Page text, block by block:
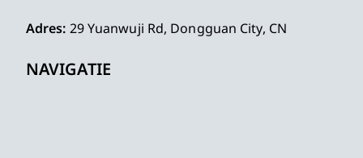
Adres: 29 Yuanwuji Rd, Dongguan City, CN
NAVIGATIE